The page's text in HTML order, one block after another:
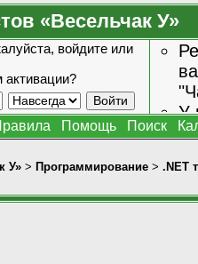
«Весельчак У»
войдите или
активации?
У
Помощь Поиск
У» > Программирование > .NET